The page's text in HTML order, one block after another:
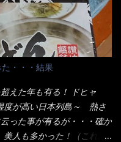
＜湯無し＞注文は、裏注
よっては、理解出来ない
混雑前に、行くのが店への
・『釜揚げうどん得を湯ナ
サン店員はキョトンとし
いないな） すると茹で方
オッサンを向こうへやっ
だけ入れて出して来まし
の2021年後半1回目のサ
・・・結果
えた年も有る！ ドヒャ
度が高い日本列島～ 熱さ
った事が有るが・・・確か
人も多かった！（これは